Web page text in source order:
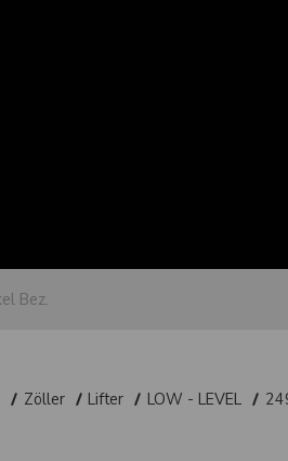
Zöller Lifter LOW - LEVEL